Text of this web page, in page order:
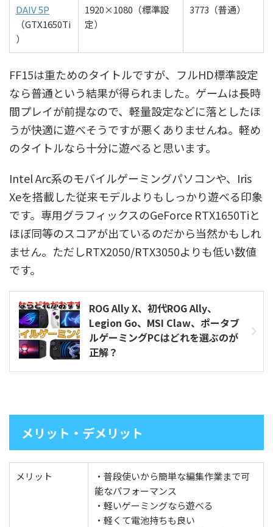
DAIV 5P
（GTX1650Ti
）
1920×1080（標準設
定）
3773（普通）
FF15は重ためのタイトルですが、フルHD標準設定
なら普通という結果が得られました。ゲームは長時
間プレイが前提なので、軽量設定などに落としたほ
うが快適に遊べそうですが悪くありませんね。軽め
のタイトルなら十分に遊べると思います。
Intel Arc系のモバイルゲーミングパソコンや、Iris
Xeを搭載した従来モデルよりもしっかり遊べる印象
です。専用グラフィックスのGeForce RTX1650Tiと
ほぼ同等のスコアが出ているのだから当然かもしれ
ません。ただしRTX2050/RTX3050よりも低い数値
です。
ROG Ally X、初代ROG Ally、
Legion Go、MSI Claw、ポータブ
ルゲーミングPCはどれを選ぶのが
正解？
メリット・デメリット
メリット
・普段使いから簡単な編集作業まで可
能なパフォーマンス
・軽いゲーミングなら遊べる
・軽くて電池持ちも良い